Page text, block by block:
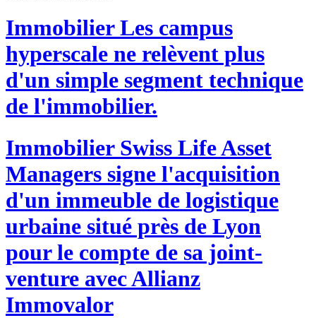
ImmobilierLes campus
hyperscale ne relèvent plus
d'un simple segment technique
de l'immobilier.
ImmobilierSwiss Life Asset
Managers signe l'acquisition
d'un immeuble de logistique
urbaine situé près de Lyon
pour le compte de sa joint-
venture avec Allianz
Immovalor